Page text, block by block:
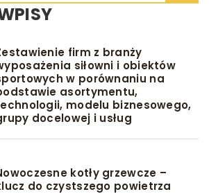
firm z branży
siłowni i obiektów
w porównaniu na
asortymentu,
modelu biznesowego,
docelowej i usług
kotły grzewcze –
do czystszego powietrza